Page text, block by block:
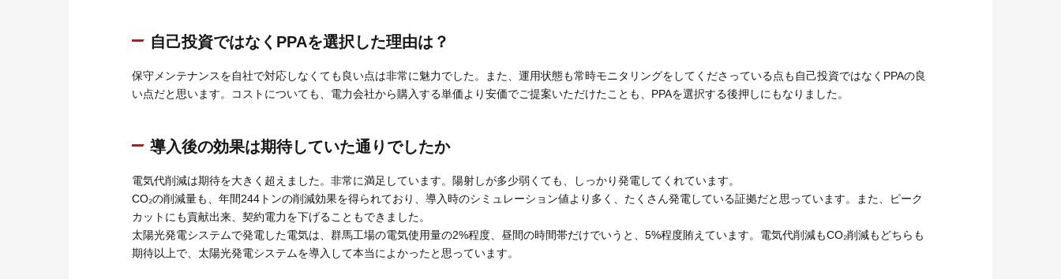
自己投資ではなくPPAを選択した理由は？
保守メンテナンスを自社で対応しなくても良い点は非常に魅力でした。また、運用状態も常時モニタリングをしてくださっている点も自己投資ではなくPPAの良
い点だと思います。コストについても、電力会社から購入する単価より安価でご提案いただけたことも、PPAを選択する後押しにもなりました。
導入後の効果は期待していた通りでしたか
電気代削減は期待を大きく超えました。非常に満足しています。陽射しが多少弱くても、しっかり発電してくれています。
CO₂の削減量も、年間244トンの削減効果を得られており、導入時のシミュレーション値より多く、たくさん発電している証拠だと思っています。また、ピーク
カットにも貢献出来、契約電力を下げることもできました。
太陽光発電システムで発電した電気は、群馬工場の電気使用量の2%程度、昼間の時間帯だけでいうと、5%程度賄えています。電気代削減もCO₂削減もどちらも
期待以上で、太陽光発電システムを導入して本当によかったと思っています。